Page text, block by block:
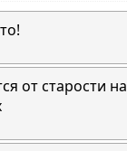
от старости на